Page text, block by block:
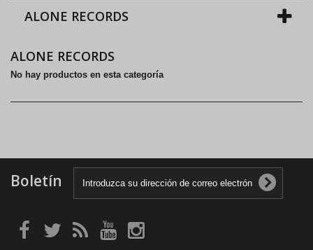
ALONE RECORDS
ALONE RECORDS
No hay productos en esta categoría
Boletín